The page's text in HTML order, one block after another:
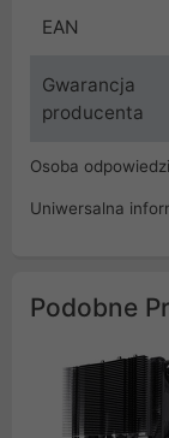
EAN
Gwarancja
producenta
Osoba
Uniwersalna
Podobne